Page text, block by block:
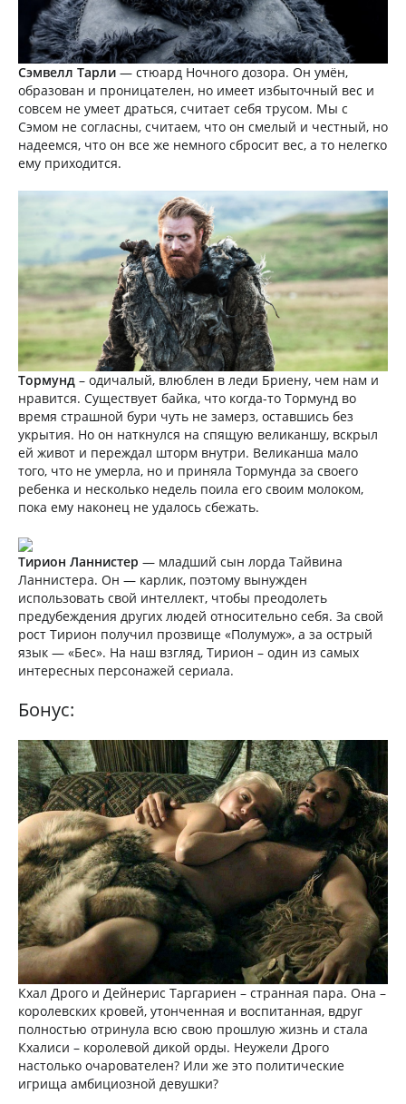
Сэмвелл Тарли — стюард Ночного дозора. Он умён,
образован и проницателен, но имеет избыточный вес и
совсем не умеет драться, считает себя трусом. Мы с
Сэмом не согласны, считаем, что он смелый и честный, но
надеемся, что он все же немного сбросит вес, а то нелегко
ему приходится.
Тормунд – одичалый, влюблен в леди Бриену, чем нам и
нравится. Существует байка, что когда-то Тормунд во
время страшной бури чуть не замерз, оставшись без
укрытия. Но он наткнулся на спящую великаншу, вскрыл
ей живот и переждал шторм внутри. Великанша мало
того, что не умерла, но и приняла Тормунда за своего
ребенка и несколько недель поила его своим молоком,
пока ему наконец не удалось сбежать.
Тирион Ланнистер — младший сын лорда Тайвина
Ланнистера. Он — карлик, поэтому вынужден
использовать свой интеллект, чтобы преодолеть
предубеждения других людей относительно себя. За свой
рост Тирион получил прозвище «Полумуж», а за острый
язык — «Бес». На наш взгляд, Тирион – один из самых
интересных персонажей сериала.
Бонус:
Кхал Дрого и Дейнерис Таргариен – странная пара. Она –
королевских кровей, утонченная и воспитанная, вдруг
полностью отринула всю свою прошлую жизнь и стала
Кхалиси – королевой дикой орды. Неужели Дрого
настолько очарователен? Или же это политические
игрища амбициозной девушки?